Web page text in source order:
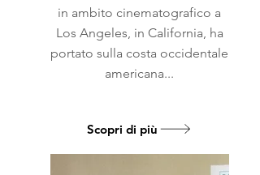
in ambito cinematografico a
Los Angeles, in California, ha
portato sulla costa occidentale
americana...
Scopri di più